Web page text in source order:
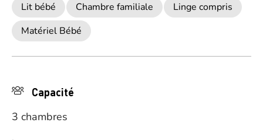
Lit bébé Chambre familiale
Linge compris
Matériel Bébé
Capacité
3 chambres